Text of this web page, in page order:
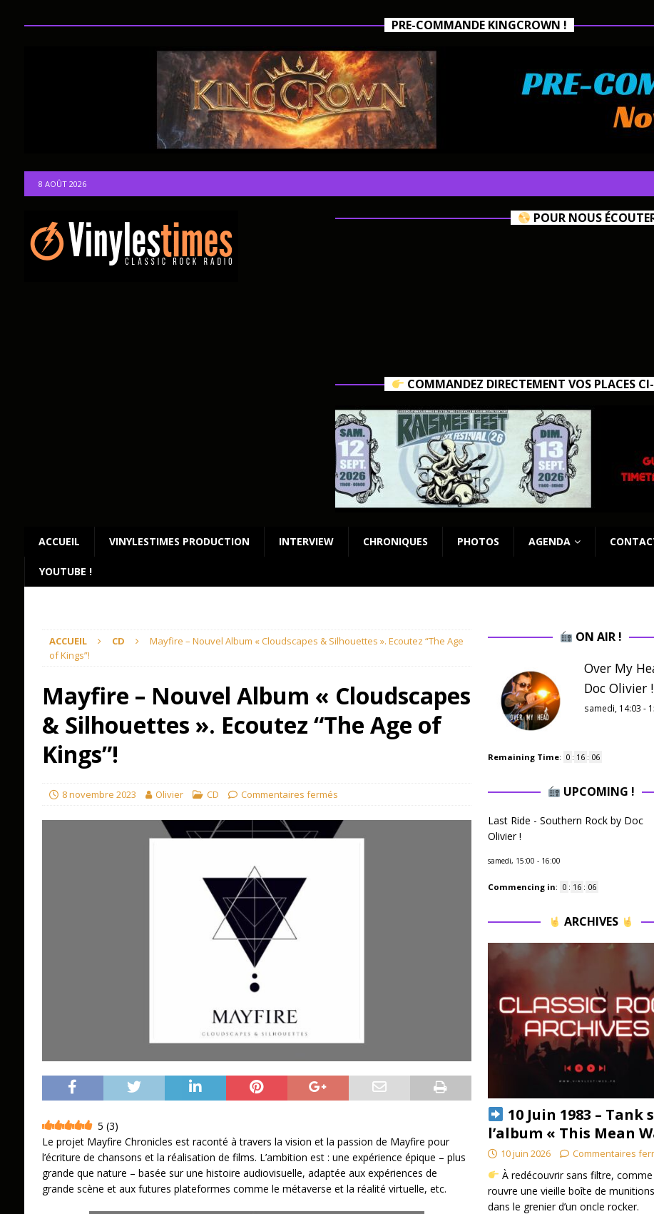
PRE-COMMANDE KINGCROWN !
8 AOÛT 2026
POUR NOUS
COMMANDEZ DIRECTEMENT VOS PLACES
ACCUEIL VINYLESTIMES PRODUCTION INTERVIEW CHRONIQUES PHOTOS AGENDA
YOUTUBE !
ACCUEIL CD
Mayfire – Nouvel Album « Cloudscapes & Silhouettes ». Ecoutez “The Age
of Kings”!
Mayfire – Nouvel Album « Cloudscapes
& Silhouettes ». Ecoutez “The Age of
Kings”!
8 novembre 2023 Olivier CD Commentaires fermés
5 (3)
Le projet Mayfire Chronicles est raconté à travers la vision et la passion de Mayfire pour
l’écriture de chansons et la réalisation de films. L’ambition est : une expérience épique – plus
grande que nature – basée sur une histoire audiovisuelle, adaptée aux expériences de
grande scène et aux futures plateformes comme le métaverse et la réalité virtuelle, etc.
ON AIR !
Over My
Doc Olivier !
samedi, 14:03 -
Remaining Time: 0 : 16 : 05
UPCOMING !
Last Ride - Southern Rock by Doc
Olivier !
samedi, 15:00 - 16:00
Commencing in: 0 : 16 : 05
ARCHIVES
10 Juin 1983 – Tank
l’album « This Mean
10 juin 2026 Commentaires
À redécouvrir sans filtre,
rouvre une vieille boîte de
dans le grenier d’un oncle rocker.